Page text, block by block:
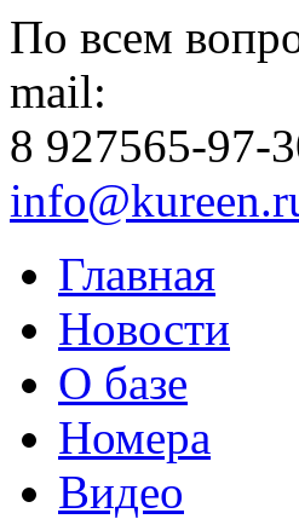
По всем
mail:
8 927565-97-
Главная
Новости
О базе
Номера
Видео